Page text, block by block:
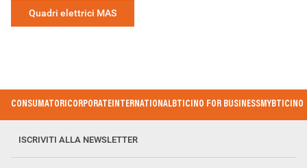
Quadri elettrici MAS
Footer
CONSUMATORI CORPORATE INTERNATIONALBTICINO FOR BUSINESSMYBTICINO
ISCRIVITI ALLA NEWSLETTER